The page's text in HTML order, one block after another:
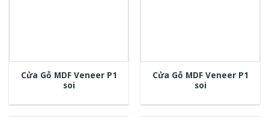
Cửa Gỗ MDF Veneer P1
soi
Cửa Gỗ MDF Veneer P1
soi